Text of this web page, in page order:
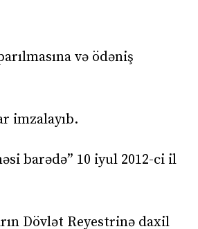
və ödəniş
imzalayıb.
barədə” 10 iyul 2012-ci il
Dövlət Reyestrinə daxil